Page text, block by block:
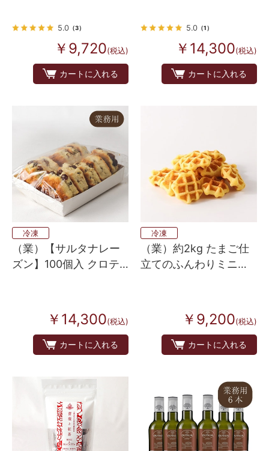
5.0（3）
￥9,720(税込)
カートに入れる
英国伝統の味 10個×10
5.0（1）
￥14,300(税込)
カートに入れる
冷凍
（業）【サルタナレー
ズン】100個入 クロテ
味 10個×10￥14,300(税込)
カートに入れる
冷凍
（業）約2kg たまご仕
立てのふんわりミニワ
￥9,200(税込)
カートに入れる